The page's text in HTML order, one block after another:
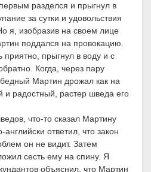
разделся и прыгнул в
за сутки и удовольствия
я, изобразив на своем лице
поддался на провокацию.
прыгнул в воду и с
Когда, через пару
Мартин дрожал как на
и радостный, растер шведа его
что-то сказал Мартину
ответил, что закон
он не видит. Затем
сесть ему на спину. Я
объяснил, что Мартин